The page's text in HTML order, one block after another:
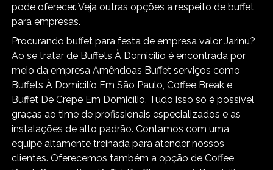
pode oferecer. Veja outras opções a respeito de buffet
para empresas.
Procurando buffet para festa de empresa valor Jarinu?
Ao se tratar de Buffets À Domicilío é encontrada por
meio da empresa Amêndoas Buffet serviços como
Buffets À Domicilío Em São Paulo, Coffee Break e
Buffet De Crepe Em Domicílio. Tudo isso só é possível
graças ao time de profissionais especializados e as
instalações de alto padrão. Contamos com uma
equipe altamente treinada para atender nossos
clientes. Oferecemos também a opção de Coffee